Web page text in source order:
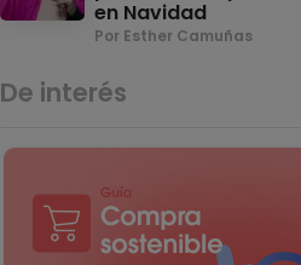
en Navidad
Por Esther Camuñas
De interés